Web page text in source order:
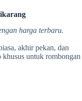
harga terbaru.
akhir pekan, dan
khusus untuk rombongan